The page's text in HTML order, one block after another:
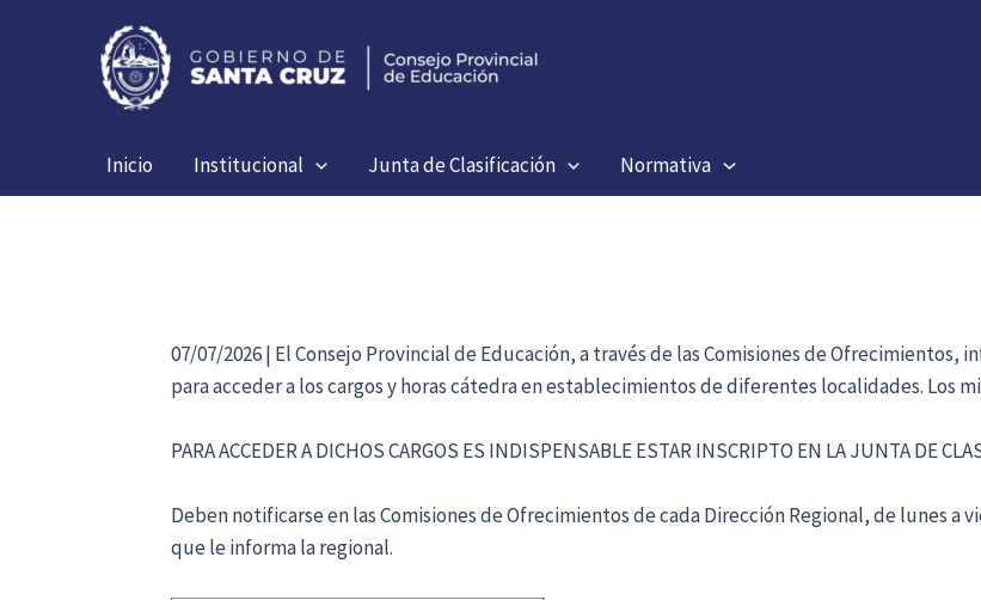
Inicio Institucional Junta de Clasificación Normativa
07/07/2026 | El Consejo Provincial de Educación, a través de las Comisiones de
para acceder a los cargos y horas cátedra en establecimientos de diferentes localidades. Los
PARA ACCEDER A DICHOS CARGOS ES INDISPENSABLE ESTAR INSCRIPTO EN LA JUNTA DE
Deben notificarse en las Comisiones de Ofrecimientos de cada Dirección Regional, de lunes a
que le informa la regional.